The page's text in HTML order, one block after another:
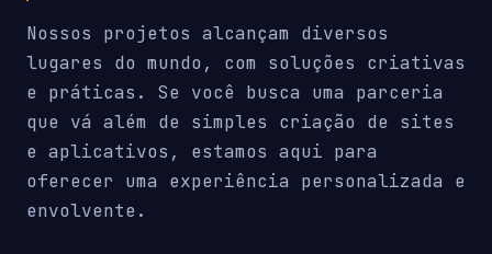
Nossos projetos alcançam diversos
lugares do mundo, com soluções criativas
e práticas. Se você busca uma parceria
que vá além de simples criação de sites
e aplicativos, estamos aqui para
oferecer uma experiência personalizada e
envolvente.